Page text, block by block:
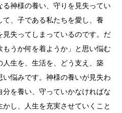
神様の養い、守りを見失ってい
、子である私たちを愛し、養
失ってしまっているのです。だ
うか何を着ようか」と思い悩む
生を、生活を、どう支え、築
悩みです。神様の養いが見失わ
を養い、守っていかなければな
し、人生を充実させていくこと